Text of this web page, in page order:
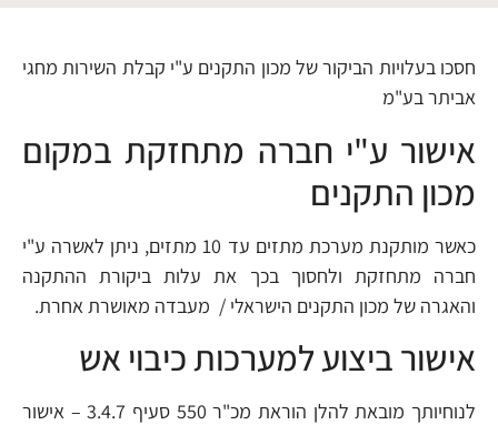
חסכו בעלויות הביקור של מכון התקנים ע"י קבלת השירות מחגי
אביתר בע"מ
אישור ע"י חברה מתחזקת במקום
מכון התקנים
כאשר מותקנת מערכת מתזים עד 10 מתזים, ניתן לאשרה ע"י
חברה מתחזקת ולחסוך בכך את עלות ביקורת ההתקנה
והאגרה של מכון התקנים הישראלי / מעבדה מאושרת אחרת.
אישור ביצוע למערכות כיבוי אש
לנוחיותך מובאת להלן הוראת מכ"ר 550 סעיף 3.4.7 – אישור